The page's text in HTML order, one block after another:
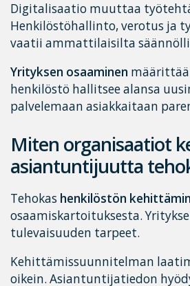
Digitalisaatio muuttaa
Henkilöstöhallinto, verotus ja
vaatii ammattilaisilta
Yrityksen osaaminen
henkilöstö hallitsee alansa
palvelemaan asiakkaitaan
Miten organisaatiot
asiantuntijuutta
Tehokas henkilöstön
osaamiskartoituksesta.
tulevaisuuden tarpeet.
Kehittämissuunnitelman
oikein. Asiantuntijatiedon